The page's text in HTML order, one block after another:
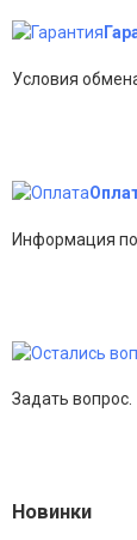
Условия
Информация
Задать вопрос.
Новинки